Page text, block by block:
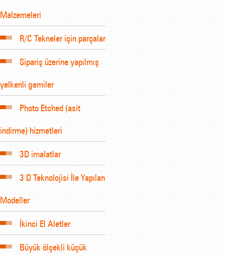
Malzemeleri
R/C Tekneler için parçalar
Sipariş üzerine yapılmış
yelkenli gemiler
Photo Etched (asit
indirme) hizmetleri
3D imalatlar
3 D Teknolojisi İle Yapılan
Modeller
İkinci El Aletler
Büyük ölçekli küçük